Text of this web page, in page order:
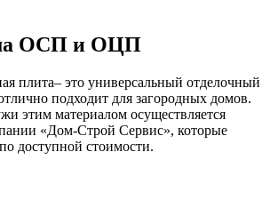
ОСП и ОЦП
плита– это универсальный отделочный
подходит для загородных домов.
этим материалом осуществляется
«Дом-Строй Сервис», которые
доступной стоимости.